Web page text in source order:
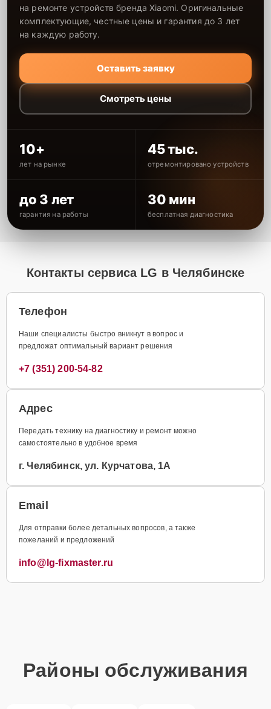
на ремонте устройств бренда Xiaomi. Оригинальные
комплектующие, честные цены и гарантия до 3 лет
на каждую работу.
Оставить заявку
Смотреть цены
10+
лет на рынке
45 тыс.
отремонтировано устройств
до 3 лет
гарантия на работы
30 мин
бесплатная диагностика
Контакты сервиса LG в Челябинске
Телефон
Наши специалисты быстро вникнут в вопрос и
предложат оптимальный вариант решения
+7 (351) 200-54-82
Адрес
Передать технику на диагностику и ремонт можно
самостоятельно в удобное время
г. Челябинск, ул. Курчатова, 1А
Email
Для отправки более детальных вопросов, а также
пожеланий и предложений
info@lg-fixmaster.ru
Районы обслуживания